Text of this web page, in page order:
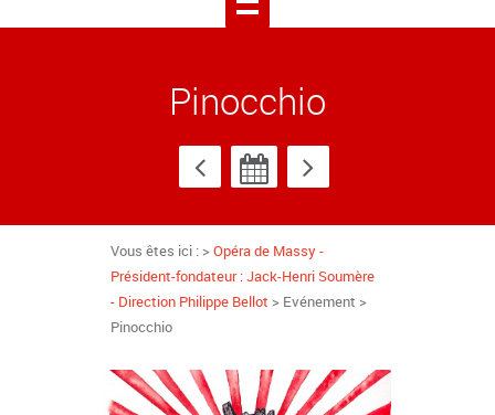
Pinocchio
Vous êtes ici : >Opéra de Massy -
Président-fondateur : Jack-Henri Soumère
- Direction Philippe Bellot > Evénement >
Pinocchio